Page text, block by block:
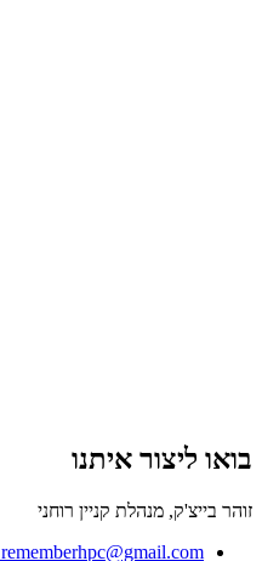
בואו ליצור איתנו
זוהר בייצ'ק, מנהלת קניין רוחני
rememberhpc@gmail.com